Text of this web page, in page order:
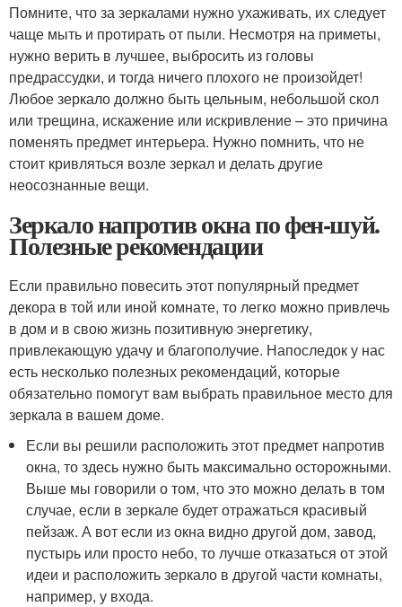
Помните, что за зеркалами нужно ухаживать, их следует
чаще мыть и протирать от пыли. Несмотря на приметы,
нужно верить в лучшее, выбросить из головы
предрассудки, и тогда ничего плохого не произойдет!
Любое зеркало должно быть цельным, небольшой скол
или трещина, искажение или искривление – это причина
поменять предмет интерьера. Нужно помнить, что не
стоит кривляться возле зеркал и делать другие
неосознанные вещи.
Зеркало напротив окна по фен-шуй.
Полезные рекомендации
Если правильно повесить этот популярный предмет
декора в той или иной комнате, то легко можно привлечь
в дом и в свою жизнь позитивную энергетику,
привлекающую удачу и благополучие. Напоследок у нас
есть несколько полезных рекомендаций, которые
обязательно помогут вам выбрать правильное место для
зеркала в вашем доме.
Если вы решили расположить этот предмет напротив
окна, то здесь нужно быть максимально осторожными.
Выше мы говорили о том, что это можно делать в том
случае, если в зеркале будет отражаться красивый
пейзаж. А вот если из окна видно другой дом, завод,
пустырь или просто небо, то лучше отказаться от этой
идеи и расположить зеркало в другой части комнаты,
например, у входа.